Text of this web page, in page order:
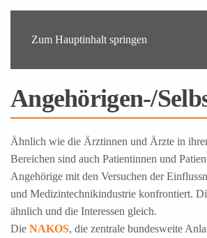
Zum Hauptinhalt springen
Angehörigen-/
Ähnlich wie die Ärztinnen und Ärzte in
Bereichen sind auch Patientinnen und
Angehörige mit den Versuchen der
und Medizintechnikindustrie konfrontiert.
ähnlich und die Interessen gleich.
Die NAKOS, die zentrale bundesweite